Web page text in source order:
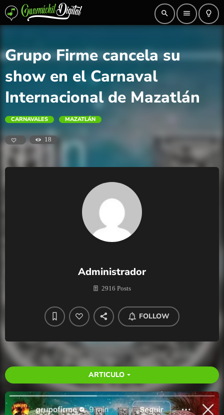
search menu lightbulb_outline
Grupo Firme cancela su
show en el Carnaval
Internacional de Mazatlán
CARNAVALES MAZATLÁN
18
Administrador
2916 Posts
FOLLOW
ARTICULO arrow_drop_down